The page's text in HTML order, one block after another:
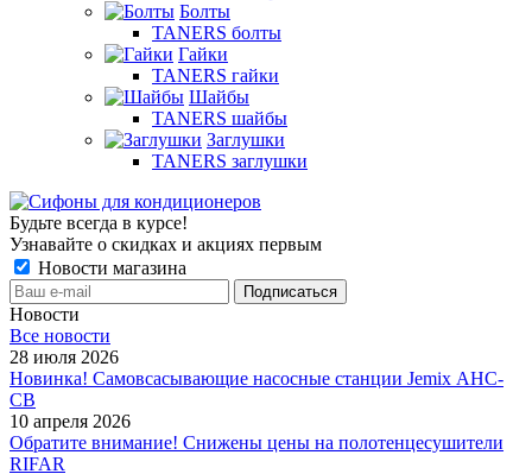
Болты
TANERS болты
Гайки
TANERS гайки
Шайбы
TANERS шайбы
Заглушки
TANERS заглушки
Будьте всегда в курсе!
Узнавайте о скидках и акциях первым
Новости магазина
Новости
Все новости
28 июля 2026
Новинка! Самовсасывающие насосные станции Jemix АНС-
СВ
10 апреля 2026
Обратите внимание! Снижены цены на полотенцесушители
RIFAR